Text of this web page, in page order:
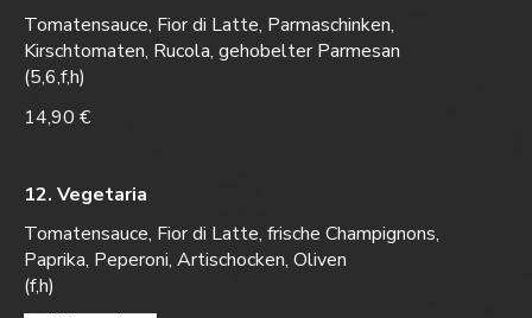
Tomatensauce, Fior di Latte, Parmaschinken,
Kirschtomaten, Rucola, gehobelter Parmesan
(5,6,f,h)
14,90 €
12. Vegetaria
Tomatensauce, Fior di Latte, frische Champignons,
Paprika, Peperoni, Artischocken, Oliven
(f,h)